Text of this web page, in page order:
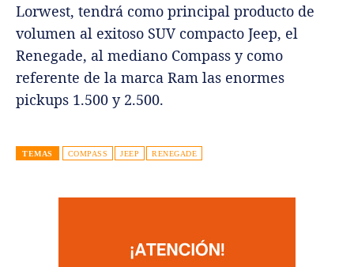
Lorwest, tendrá como principal producto de
volumen al exitoso SUV compacto Jeep, el
Renegade, al mediano Compass y como
referente de la marca Ram las enormes
pickups 1.500 y 2.500.
TEMAS COMPASS JEEP RENEGADE